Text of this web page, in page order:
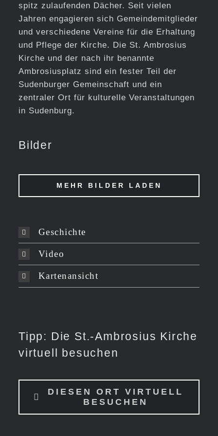
spitz zulaufenden Dächer. Seit vielen
Jahren engagieren sich Gemeindemitglieder
und verschiedene Vereine für die Erhaltung
und Pflege der Kirche. Die St. Ambrosius
Kirche und der nach ihr benannte
Ambrosiusplatz sind ein fester Teil der
Sudenburger Gemeinschaft und ein
zentraler Ort für kulturelle Veranstaltungen
in Sudenburg.
Bilder
MEHR BILDER LADEN
Geschichte
Video
Kartenansicht
Tipp: Die St.-Ambrosius Kirche
virtuell besuchen
DIESEN ORT VIRTUELL
BESUCHEN